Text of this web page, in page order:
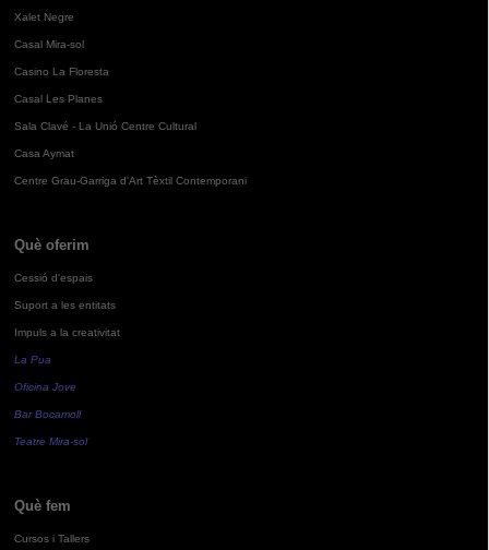
Xalet Negre
Casal Mira-sol
Casino La Floresta
Casal Les Planes
Sala Clavé - La Unió Centre Cultural
Casa Aymat
Centre Grau-Garriga d'Art Tèxtil Contemporani
Què oferim
Cessió d'espais
Suport a les entitats
Impuls a la creativitat
La Pua
Oficina Jove
Bar Bocamoll
Teatre Mira-sol
Què fem
Cursos i Tallers